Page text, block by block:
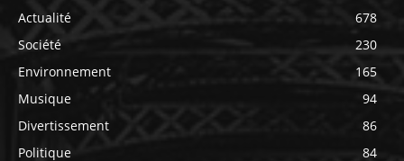
Actualité
678
Société
230
Environnement
165
Musique
94
Divertissement
86
Politique
84